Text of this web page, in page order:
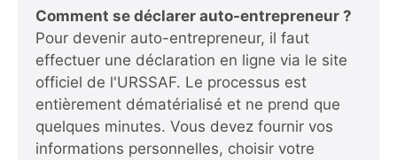
Comment se déclarer auto-entrepreneur ?
Pour devenir auto-entrepreneur, il faut
effectuer une déclaration en ligne via le site
officiel de l'URSSAF. Le processus est
entièrement dématérialisé et ne prend que
quelques minutes. Vous devez fournir vos
informations personnelles, choisir votre